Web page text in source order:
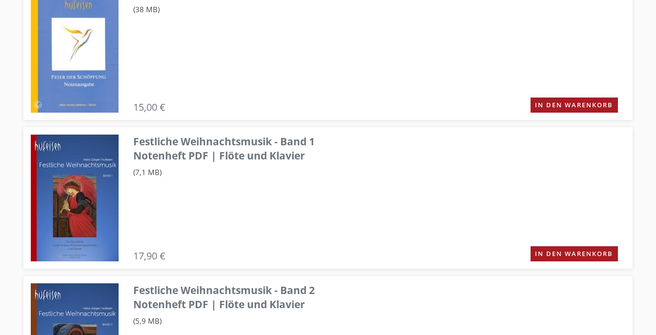
(38 MB)
15,00 € IN DEN WARENKORB
Festliche Weihnachtsmusik - Band 1
Notenheft PDF | Flöte und Klavier
(7,1 MB)
17,90 € IN DEN WARENKORB
Festliche Weihnachtsmusik - Band 2
Notenheft PDF | Flöte und Klavier
(5,9 MB)